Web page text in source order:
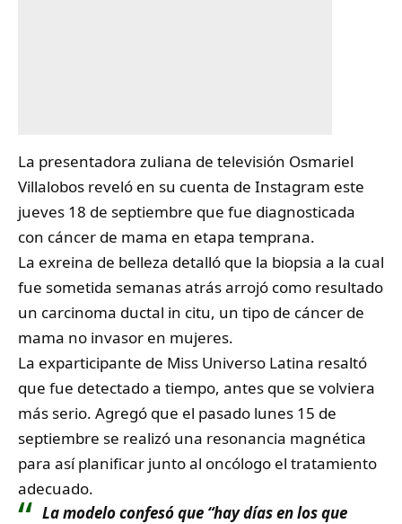
La presentadora zuliana de televisión Osmariel
Villalobos reveló en su cuenta de Instagram este
jueves 18 de septiembre que fue diagnosticada
con cáncer de mama en etapa temprana.
La exreina de belleza detalló que la biopsia a la cual
fue sometida semanas atrás arrojó como resultado
un carcinoma ductal in citu, un tipo de cáncer de
mama no invasor en mujeres.
La exparticipante de Miss Universo Latina resaltó
que fue detectado a tiempo, antes que se volviera
más serio. Agregó que el pasado lunes 15 de
septiembre se realizó una resonancia magnética
para así planificar junto al oncólogo el tratamiento
adecuado.
La modelo confesó que “hay días en los que